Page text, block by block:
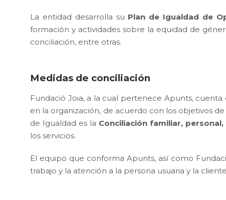
La entidad desarrolla su Plan de Igualdad de
formación y actividades sobre la equidad de
conciliación, entre otras.
Medidas de conciliación
Fundació Joia, a la cual pertenece Apunts,
en la organización, de acuerdo con los objetivos
de Igualdad es la Conciliación familiar,
los servicios.
El equipo que conforma Apunts, así como
trabajo y la atención a la persona usuaria y la